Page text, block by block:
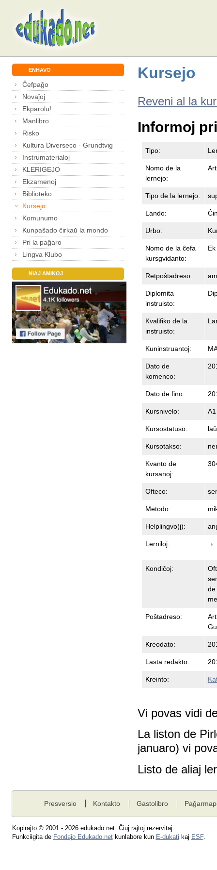
ENHAVO
Ĉefpaĝo
Novaĵoj
Ekparolu!
Manlibro
Risko
Kultura Diverseco - Grundtvig
Instrumaterialoj
KLERIGEJO
Ekzamenoj
Biblioteko
Kursejo
Komunumo
Kunpaŝado ĉirkaŭ la mondo
Pri la paĝaro
Lingva Klubo
NIAJ AMIKOJ
Kursejo
Reveni al la
Informoj
Tipo:
Nomo de la
lernejo:
Tipo de la lernejo:
Lando:
Urbo:
Nomo de la ĉefa
kursgvidanto:
Retpoŝtadreso:
Diplomita
instruisto:
Kvalifiko de la
instruisto:
Kuninstruantoj:
Dato de
komenco:
Dato de fino:
Kursnivelo: A1
Kursostatuso:
Kursotakso:
Kvanto de
kursanoj:
Ofteco:
Metodo:
Helplingvo(j):
Lerniloj:
Kondiĉoj:
de
Poŝtadreso:
Kreodato:
Lasta redakto:
Kreinto:
Vi povas vidi
La liston de
januaro) vi
Listo de aliaj
Presversio Kontakto Gastolibro
Kopirajto © 2001 - 2026 edukado.net. Ĉiuj rajtoj rezervitaj.
Funkciigita de Fondaĵo Edukado.netkunlabore kun E-dukati kaj ESF.